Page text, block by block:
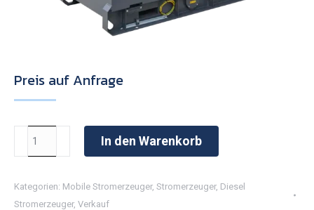
Preis auf Anfrage
14kVA
Diesel
TPGR
In den Warenkorb
Kategorien: Mobile Stromerzeuger, Stromerzeuger, Diesel
Stromerzeuger, Verkauf